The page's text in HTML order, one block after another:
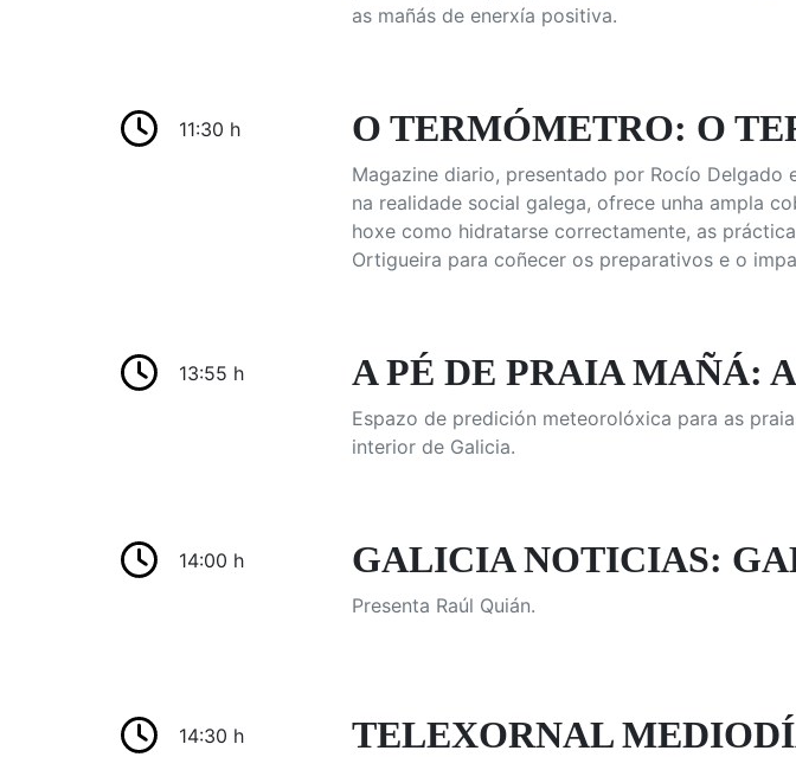
as mañás de enerxía positiva.
11:30 h O TERMÓMETRO: O
Magazine diario, presentado por Rocío Delgado
na realidade social galega, ofrece unha ampla
hoxe como hidratarse correctamente, as
Ortigueira para coñecer os preparativos e o
13:55 h A PÉ DE PRAIA MAÑÁ:
Espazo de predición meteorolóxica para as
interior de Galicia.
14:00 h GALICIA NOTICIAS:
Presenta Raúl Quián.
14:30 h
TELEXORNAL